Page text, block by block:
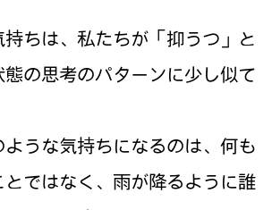
持ちは、私たちが「抑うつ」と
態の思考のパターンに少し似て
ような気持ちになるのは、何も
ではなく、雨が降るように誰